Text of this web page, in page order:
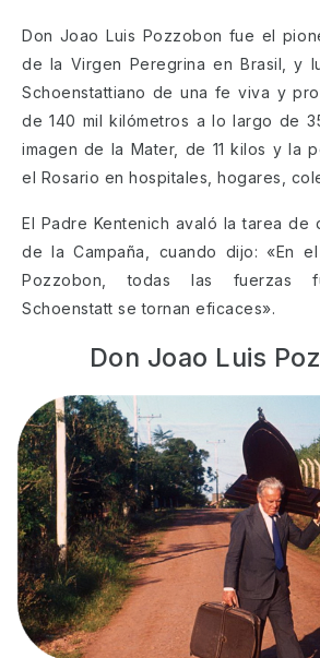
Don Joao Luis Pozzobon fue el
de la Virgen Peregrina en Brasil, y
Schoenstattiano de una fe viva y
de 140 mil kilómetros a lo largo de
imagen de la Mater, de 11 kilos y la
el Rosario en hospitales, hogares,
El Padre Kentenich avaló la tarea de
de la Campaña, cuando dijo: «En
Pozzobon, todas las fuerzas
Schoenstatt se tornan eficaces».
Don Joao Luis